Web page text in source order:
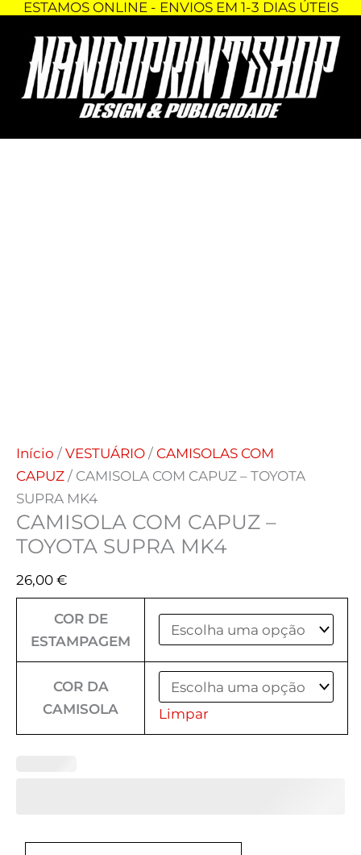
Skip
content
ESTAMOS ONLINE - ENVIOS EM 1-3 DIAS ÚTEIS
Início / VESTUÁRIO / CAMISOLAS COM
CAPUZ / CAMISOLA COM CAPUZ – TOYOTA
SUPRA MK4
CAMISOLA COM CAPUZ –
TOYOTA SUPRA MK4
26,00 €
COR DE
ESTAMPAGEM
COR DA
CAMISOLA
Limpar
Quantidade
de
CAMISOLA
COM
CAPUZ